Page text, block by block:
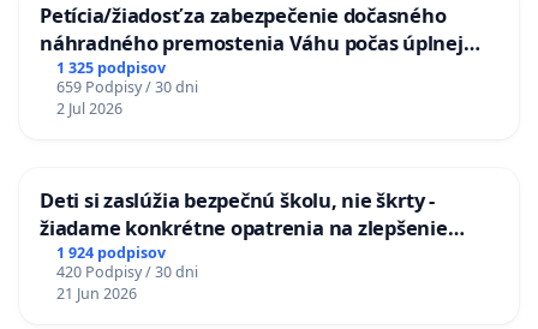
Petícia/žiadosť za zabezpečenie dočasného
náhradného premostenia Váhu počas úplnej
uzávery Vážskeho mosta v Komárne
1 325 podpisov
659 Podpisy / 30 dni
2 Jul 2026
Deti si zaslúžia bezpečnú školu, nie škrty -
žiadame konkrétne opatrenia na zlepšenie
situácie v školstve
1 924 podpisov
420 Podpisy / 30 dni
21 Jun 2026